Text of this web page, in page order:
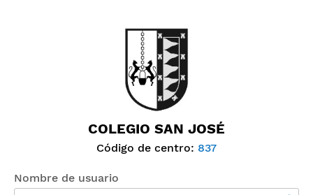
COLEGIO SAN JOSÉ
Código de centro: 837
Nombre de usuario